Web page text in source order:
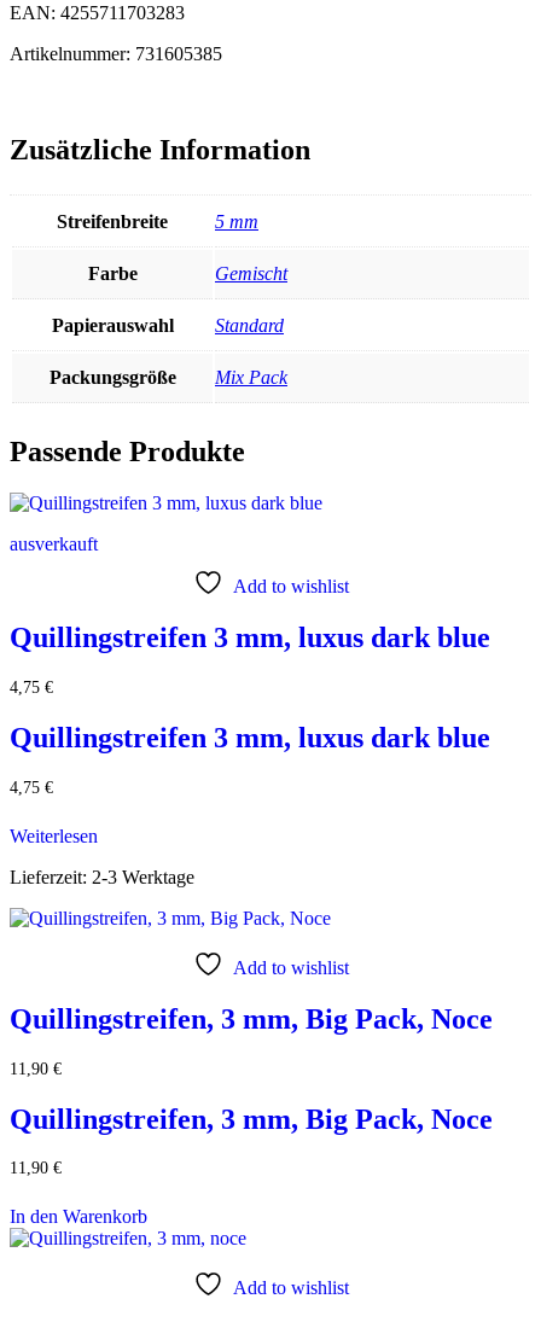
EAN: 4255711703283
Artikelnummer: 731605385
Zusätzliche Information
Streifenbreite 5 mm
Farbe Gemischt
Papierauswahl Standard
Packungsgröße Mix Pack
Passende Produkte
ausverkauft
Add to wishlist
Quillingstreifen 3 mm, luxus dark blue
4,75 €
Quillingstreifen 3 mm, luxus dark blue
4,75 €
Weiterlesen
Lieferzeit: 2-3 Werktage
Add to wishlist
Quillingstreifen, 3 mm, Big Pack, Noce
11,90 €
Quillingstreifen, 3 mm, Big Pack, Noce
11,90 €
In den Warenkorb
Add to wishlist